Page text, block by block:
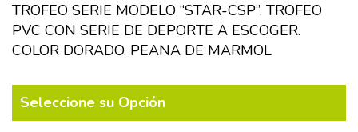
TROFEO SERIE MODELO “STAR-CSP”. TROFEO
PVC CON SERIE DE DEPORTE A ESCOGER.
COLOR DORADO. PEANA DE MARMOL
Seleccione su Opción